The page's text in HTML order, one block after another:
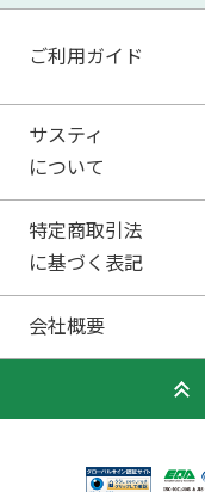
ご利用ガイド
サスティ
について
特定商取引法
に基づく表記
会社概要